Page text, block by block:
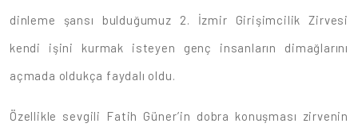
dinleme şansı bulduğumuz 2. İzmir Girişimcilik Zirvesi
kendi işini kurmak isteyen genç insanların dimağlarını
açmada oldukça faydalı oldu.
Özellikle sevgili Fatih Güner’in dobra konuşması zirvenin